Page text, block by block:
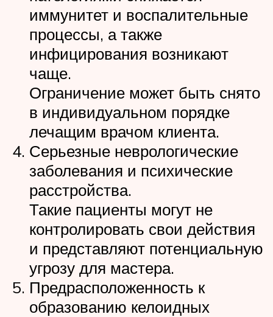
иммунитет и воспалительные
процессы, а также
инфицирования возникают
чаще.
Ограничение может быть снято
в индивидуальном порядке
лечащим врачом клиента.
Серьезные неврологические
заболевания и психические
расстройства.
Такие пациенты могут не
контролировать свои действия
и представляют потенциальную
угрозу для мастера.
Предрасположенность к
образованию келоидных